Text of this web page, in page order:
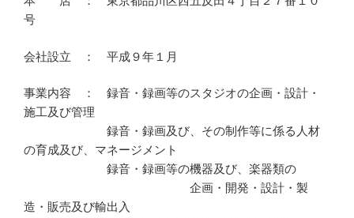
号
会社設立 ： 平成９年１月
事業内容 ： 録音・録画等のスタジオの企画・設計・
施工及び管理
録音・録画及び、その制作等に係る人材
の育成及び、マネージメント
録音・録画等の機器及び、楽器類の
企画・開発・設計・製
造・販売及び輸出入